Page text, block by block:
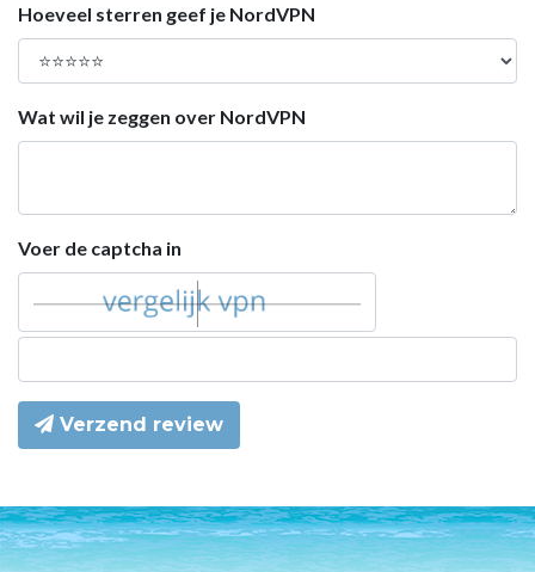
Hoeveel sterren geef je NordVPN
Wat wil je zeggen over NordVPN
Voer de captcha in
Verzend review